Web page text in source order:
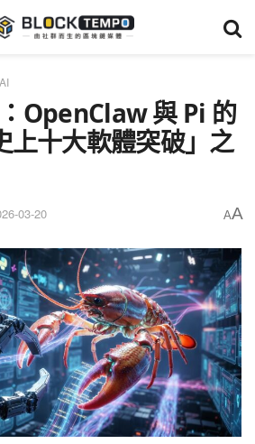
AI
OpenClaw 與 Pi 的
上十大軟體突破」之
03-20 AA